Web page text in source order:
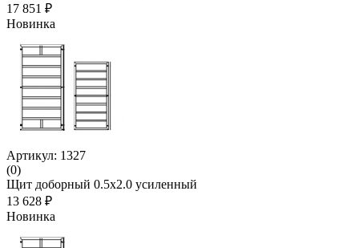
17 851 ₽
Новинка
Артикул: 1327
(0)
Щит доборный 0.5х2.0 усиленный
13 628 ₽
Новинка